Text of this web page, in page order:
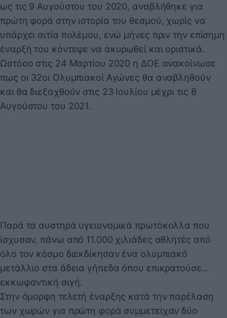
ως τις 9 Αυγούστου του 2020, αναβλήθηκε για
πρώτη φορά στην ιστορία του θεσμού, χωρίς να
υπάρχει αιτία πολέμου, ενώ μήνες πριν την επίσημη
έναρξή του κόντεψε να ακυρωθεί και οριστικά.
Ωστόσο στις 24 Μαρτίου 2020 η ΔΟΕ ανακοίνωσε
πως οι 32οι Ολυμπιακοί Αγώνες θα αναβληθούν
και θα διεξαχθούν στις 23 Ιουλίου μέχρι τις 8
Αυγούστου του 2021.
Παρά τα αυστηρά υγειονομικά πρωτόκολλα που
ίσχυσαν, πάνω από 11.000 χιλιάδες αθλητές από
όλο τον κόσμο διεκδίκησαν ένα ολυμπιακό
μετάλλιο στα άδεια γήπεδα όπου επικρατούσε…
εκκωφαντική σιγή.
Στην όμορφη τελετή έναρξης κατά την παρέλαση
των χωρών για πρώτη φορά συμμετείχαν δύο